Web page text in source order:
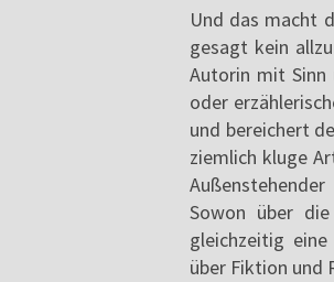
Und das macht
gesagt kein
Autorin mit
oder
und bereichert
ziemlich kluge
Sowon über
gleichzeitig eine
über Fiktion und